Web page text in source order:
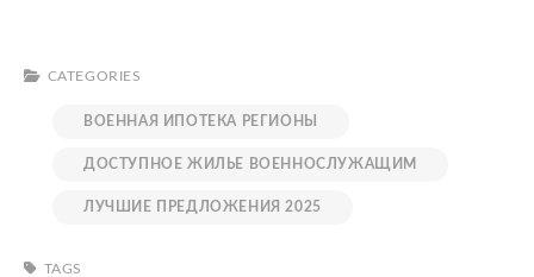
CATEGORIES
ВОЕННАЯ ИПОТЕКА РЕГИОНЫ
ДОСТУПНОЕ ЖИЛЬЕ ВОЕННОСЛУЖАЩИМ
ЛУЧШИЕ ПРЕДЛОЖЕНИЯ 2025
TAGS